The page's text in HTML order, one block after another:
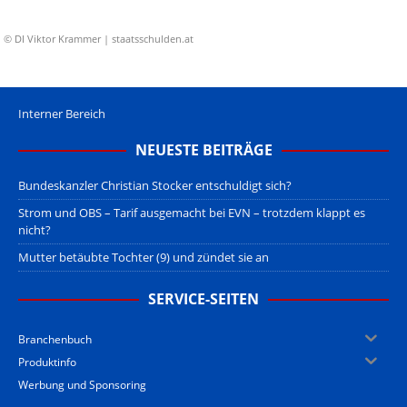
© DI Viktor Krammer | staatsschulden.at
Interner Bereich
NEUESTE BEITRÄGE
Bundeskanzler Christian Stocker entschuldigt sich?
Strom und OBS – Tarif ausgemacht bei EVN – trotzdem klappt es
nicht?
Mutter betäubte Tochter (9) und zündet sie an
SERVICE-SEITEN
Branchenbuch
Produktinfo
Werbung und Sponsoring